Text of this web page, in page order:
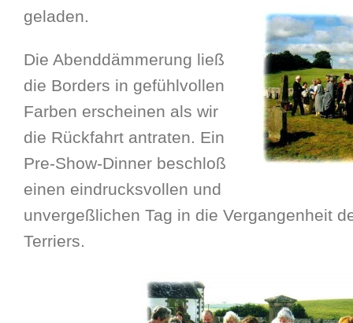
geladen.
Die Abenddämmerung ließ
die Borders in gefühlvollen
Farben erscheinen als wir
die Rückfahrt antraten. Ein
Pre-Show-Dinner beschloß
einen eindrucksvollen und
unvergeßlichen Tag in die Vergangenheit
Terriers.